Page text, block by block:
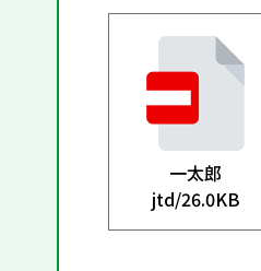
一太郎
jtd/26.0KB